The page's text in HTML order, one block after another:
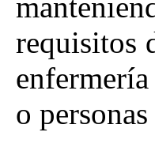
requisitos
o